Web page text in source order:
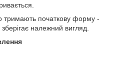
тримають початкову форму -
належний вигляд.